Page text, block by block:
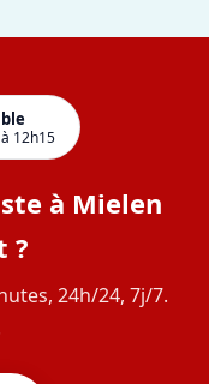
12h15
à Mielen
?
24h/24, 7j/7.